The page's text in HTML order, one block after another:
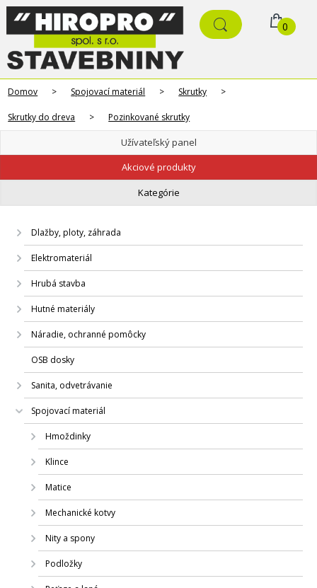
0
Domov > Spojovací materiál > Skrutky >
Skrutky do dreva > Pozinkované skrutky
Užívateľský panel
Akciové produkty
Kategórie
Dlažby, ploty, záhrada
Elektromateriál
Hrubá stavba
Hutné materiály
Náradie, ochranné pomôcky
OSB dosky
Sanita, odvetrávanie
Spojovací materiál
Hmoždinky
Klince
Matice
Mechanické kotvy
Nity a spony
Podložky